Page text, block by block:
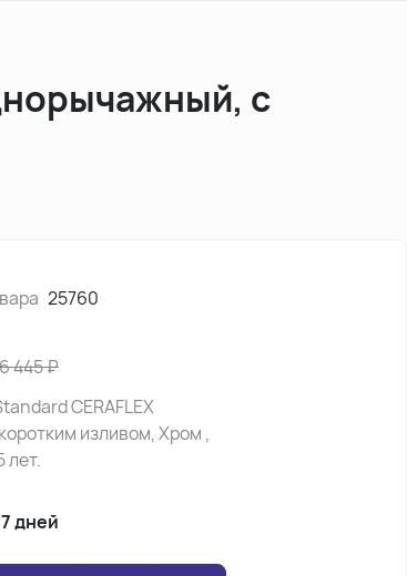
с
25760
445₽
CERAFLEX
изливом, Хром ,
лет.
дней